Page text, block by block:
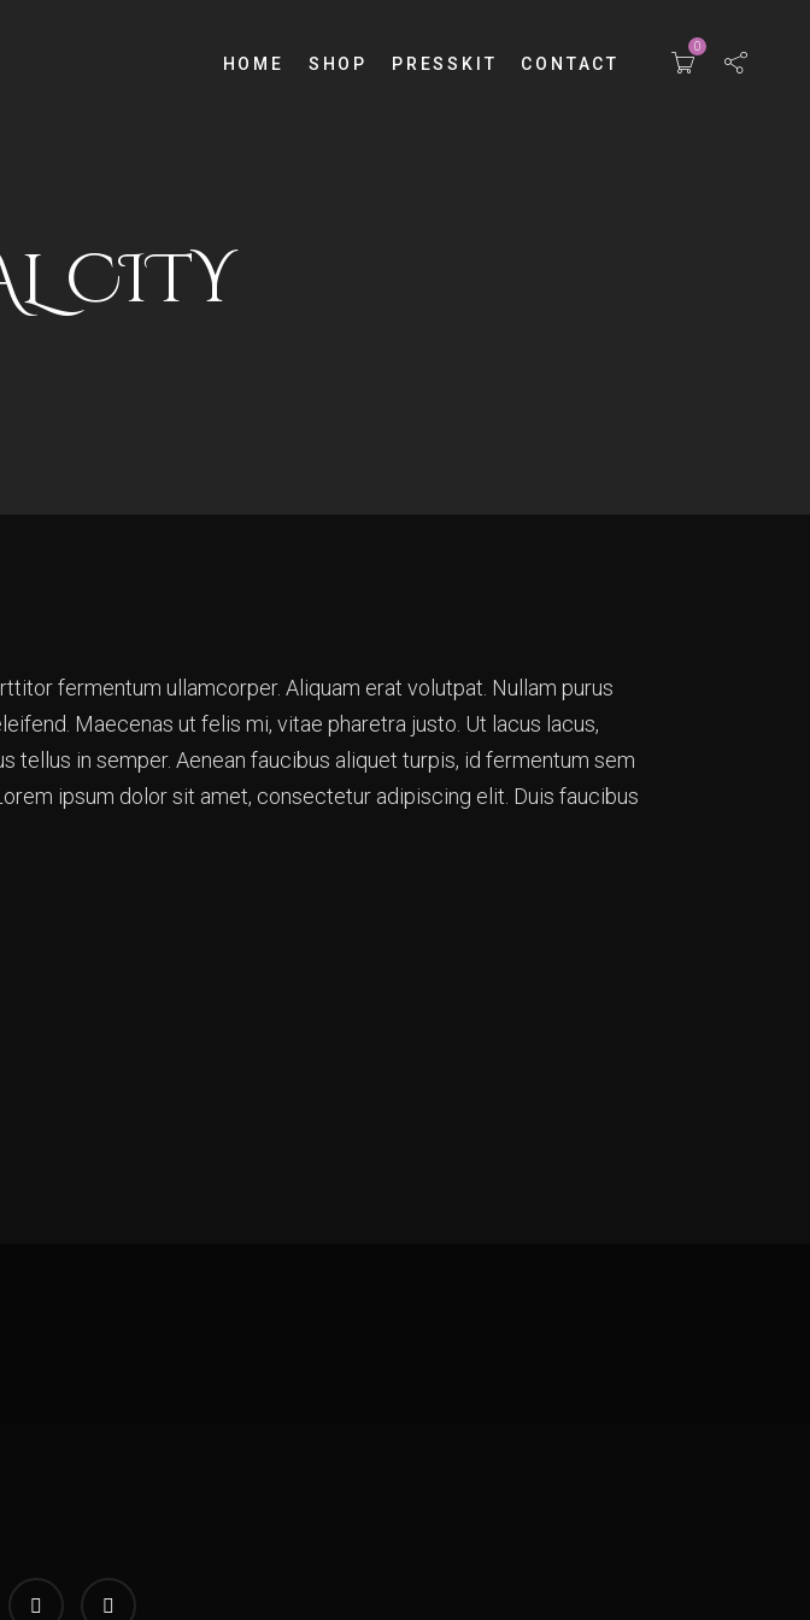
0
HOME SHOP PRESSKIT CONTACT
CITY
fermentum ullamcorper. Aliquam erat volutpat. Nullam purus
Maecenas ut felis mi, vitae pharetra justo. Ut lacus lacus,
in semper. Aenean faucibus aliquet turpis, id fermentum sem
ipsum dolor sit amet, consectetur adipiscing elit. Duis faucibus